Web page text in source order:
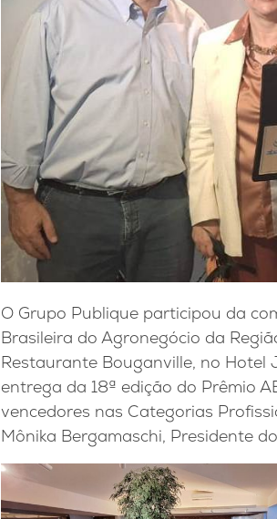
O Grupo Publique participou da
Brasileira do Agronegócio da
Restaurante Bouganville, no Hotel
entrega da 18ª edição do Prêmio
vencedores nas Categorias
Mônika Bergamaschi, Presidente